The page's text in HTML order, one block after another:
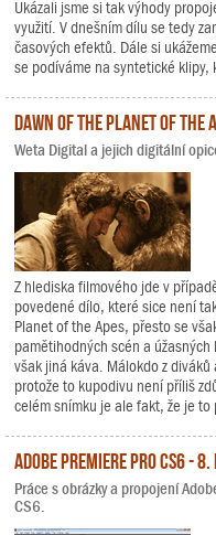
Ukázali jsme si tak výhody
využití. V dnešním dílu se tedy
časových efektů. Dále si
se podíváme na syntetické klipy,
Dawn of the Planet of the
Weta Digital a jejich digitální
Z hlediska filmového jde v
povedené dílo, které sice není
Planet of the Apes, přesto se
pamětihodných scén a
však jiná káva. Málokdo z
protože to kupodivu není příliš
celém snímku je ale fakt, že je to
Adobe Premiere Pro CS6 - 8.
Práce s obrázky a propojení
CS6.